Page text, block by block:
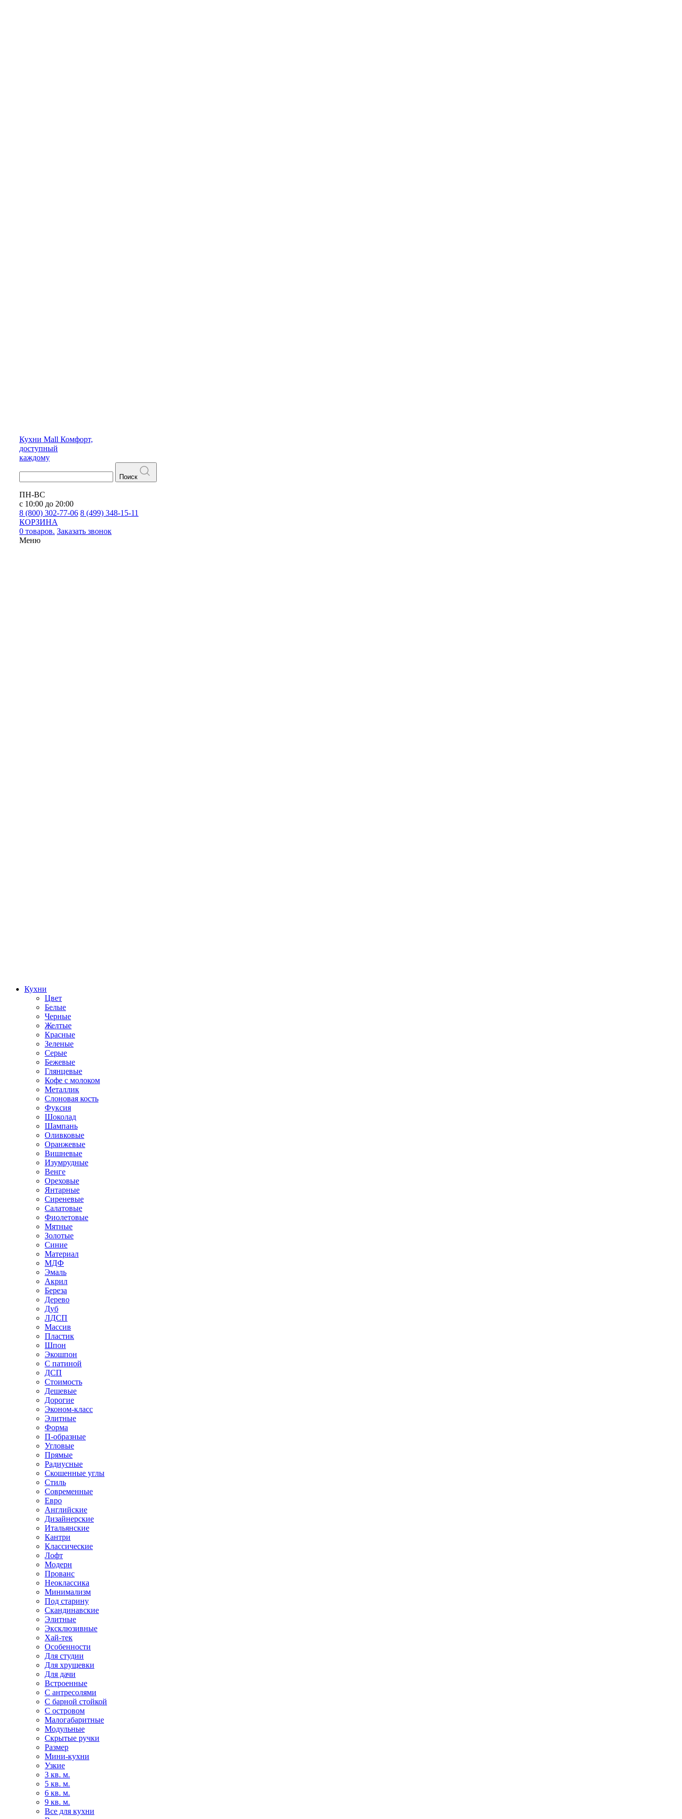
Кухни Mall Комфорт,
доступный
каждому
Поиск
ПН-ВС
с 10:00 до 20:00
8 (800) 302-77-06 8 (499) 348-15-11
КОРЗИНА
0 товаров. Заказать звонок
Меню
Кухни
Цвет
Белые
Черные
Желтые
Красные
Зеленые
Серые
Бежевые
Глянцевые
Кофе с молоком
Металлик
Слоновая кость
Фуксия
Шоколад
Шампань
Оливковые
Оранжевые
Вишневые
Изумрудные
Венге
Ореховые
Янтарные
Сиреневые
Салатовые
Фиолетовые
Мятные
Золотые
Синие
Материал
МДФ
Эмаль
Акрил
Береза
Дерево
Дуб
ЛДСП
Массив
Пластик
Шпон
Экошпон
С патиной
ДСП
Стоимость
Дешевые
Дорогие
Эконом-класс
Элитные
Форма
П-образные
Угловые
Прямые
Радиусные
Скошенные углы
Стиль
Современные
Евро
Английские
Дизайнерские
Итальянские
Кантри
Классические
Лофт
Модерн
Прованс
Неоклассика
Минимализм
Под старину
Скандинавские
Элитные
Эксклюзивные
Хай-тек
Особенности
Для студии
Для хрущевки
Для дачи
Встроенные
С антресолями
С барной стойкой
С островом
Малогабаритные
Модульные
Скрытые ручки
Размер
Мини-кухни
Узкие
3 кв. м.
5 кв. м.
6 кв. м.
9 кв. м.
Все для кухни